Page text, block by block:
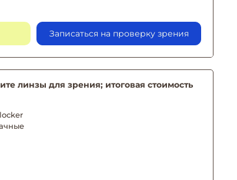
Записаться на проверку зрения
линзы для зрения; итоговая стоимость